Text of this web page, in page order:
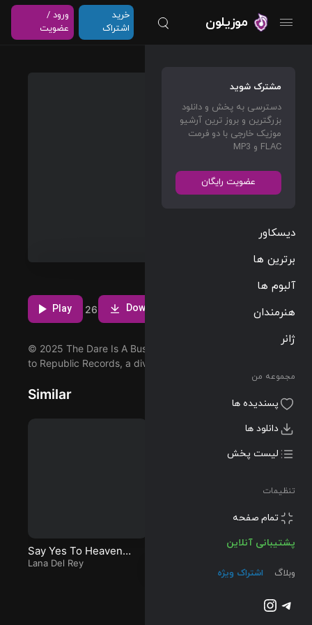
موزیلون
خرید
اشتراک
ورود /
عضویت
مشترک شوید
دسترسی به پخش و دانلود
بزرگترین و بروز ترین آرشیو
موزیک خارجی با دو فرمت
FLAC و MP3
عضویت رایگان
دیسکاور
برترین ها
آلبوم ها
هنرمندان
ژانر
مجموعه من
پسندیده ها
دانلود ها
لیست پخش
تنظیمات
تمام صفحه
پشتیبانی آنلاین
وبلاگ اشتراک ویژه
تلگراماینستاگرم
Tambo
urine
The
Dare
03:29
2025/08/01
دانلود و پخش
Tambourine از
The Dare با دو
Play 26 Download
© 2025 The Dare Is A Business, under exclusive license
to Republic Records, a division of UMG Recordings, Inc.
Similar
Say Yes To Heaven
(sim0ne & Melo Nada
Lana Del Rey
Drown (feat. Clinton